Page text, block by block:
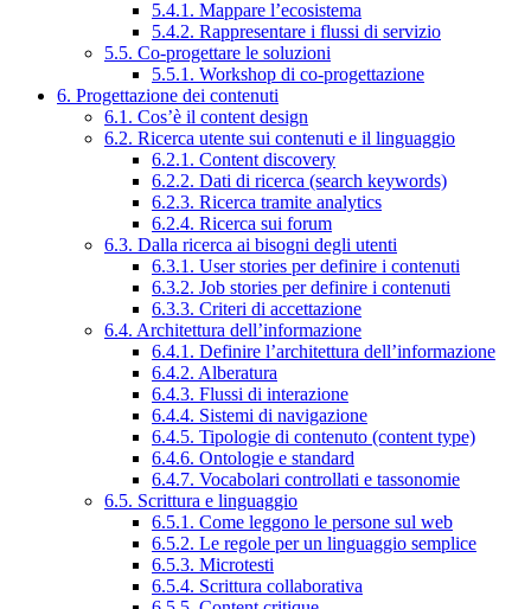
5.4.1. Mappare l’ecosistema
5.4.2. Rappresentare i flussi di servizio
5.5. Co-progettare le soluzioni
5.5.1. Workshop di co-progettazione
6. Progettazione dei contenuti
6.1. Cos’è il content design
6.2. Ricerca utente sui contenuti e il linguaggio
6.2.1. Content discovery
6.2.2. Dati di ricerca (search keywords)
6.2.3. Ricerca tramite analytics
6.2.4. Ricerca sui forum
6.3. Dalla ricerca ai bisogni degli utenti
6.3.1. User stories per definire i contenuti
6.3.2. Job stories per definire i contenuti
6.3.3. Criteri di accettazione
6.4. Architettura dell’informazione
6.4.1. Definire l’architettura dell’informazione
6.4.2. Alberatura
6.4.3. Flussi di interazione
6.4.4. Sistemi di navigazione
6.4.5. Tipologie di contenuto (content type)
6.4.6. Ontologie e standard
6.4.7. Vocabolari controllati e tassonomie
6.5. Scrittura e linguaggio
6.5.1. Come leggono le persone sul web
6.5.2. Le regole per un linguaggio semplice
6.5.3. Microtesti
6.5.4. Scrittura collaborativa